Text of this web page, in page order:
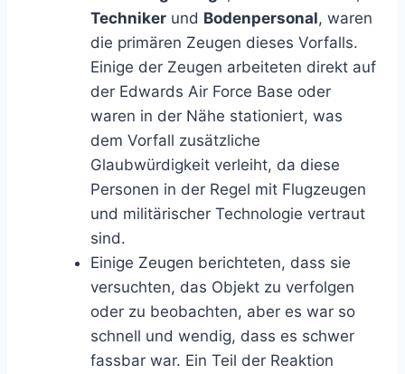
Techniker und Bodenpersonal, waren
die primären Zeugen dieses Vorfalls.
Einige der Zeugen arbeiteten direkt auf
der Edwards Air Force Base oder
waren in der Nähe stationiert, was
dem Vorfall zusätzliche
Glaubwürdigkeit verleiht, da diese
Personen in der Regel mit Flugzeugen
und militärischer Technologie vertraut
sind.
Einige Zeugen berichteten, dass sie
versuchten, das Objekt zu verfolgen
oder zu beobachten, aber es war so
schnell und wendig, dass es schwer
fassbar war. Ein Teil der Reaktion